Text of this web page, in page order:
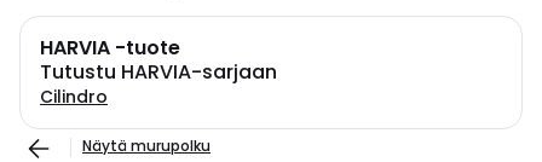
HARVIA -tuote
Tutustu HARVIA-sarjaan
Cilindro
Näytä murupolku